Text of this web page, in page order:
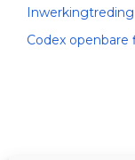
Codex openbare